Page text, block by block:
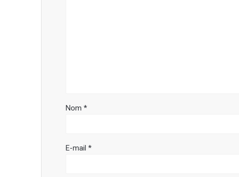
Nom*
E-mail*